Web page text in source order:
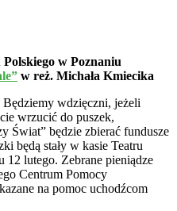
w Poznaniu
w reż. Michała Kmiecika
Będziemy wdzięczni, jeżeli
wrzucić do puszek,
Świat” będzie zbierać fundusze
będą stały w kasie Teatru
lutego. Zebrane pieniądze
Centrum Pomocy
na pomoc uchodźcom